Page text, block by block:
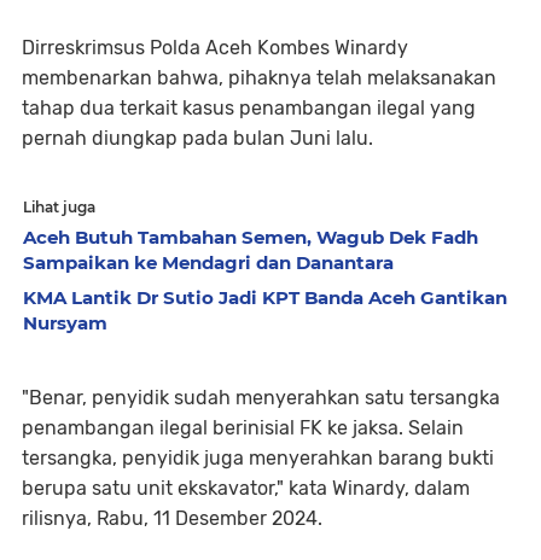
Dirreskrimsus Polda Aceh Kombes Winardy
membenarkan bahwa, pihaknya telah melaksanakan
tahap dua terkait kasus penambangan ilegal yang
pernah diungkap pada bulan Juni lalu.
Lihat juga
Aceh Butuh Tambahan Semen, Wagub Dek Fadh
Sampaikan ke Mendagri dan Danantara
KMA Lantik Dr Sutio Jadi KPT Banda Aceh Gantikan
Nursyam
"Benar, penyidik sudah menyerahkan satu tersangka
penambangan ilegal berinisial FK ke jaksa. Selain
tersangka, penyidik juga menyerahkan barang bukti
berupa satu unit ekskavator," kata Winardy, dalam
rilisnya, Rabu, 11 Desember 2024.